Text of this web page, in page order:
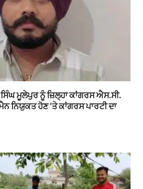
ਮੂਲੇਪੁਰ ਨੂੰ ਜ਼ਿਲ੍ਹਾ ਕਾਂਗਰਸ ਐਸ.ਸੀ.
ਨਿਯੁਕਤ ਹੋਣ ‘ਤੇ ਕਾਂਗਰਸ ਪਾਰਟੀ ਦਾ